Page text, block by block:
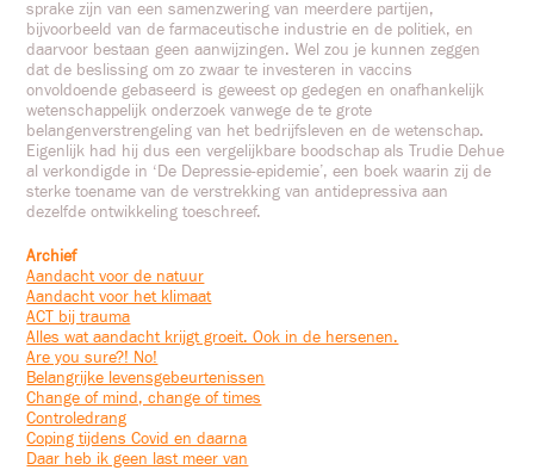
sprake zijn van een samenzwering van meerdere partijen,
bijvoorbeeld van de farmaceutische industrie en de politiek, en
daarvoor bestaan geen aanwijzingen. Wel zou je kunnen zeggen
dat de beslissing om zo zwaar te investeren in vaccins
onvoldoende gebaseerd is geweest op gedegen en onafhankelijk
wetenschappelijk onderzoek vanwege de te grote
belangenverstrengeling van het bedrijfsleven en de wetenschap.
Eigenlijk had hij dus een vergelijkbare boodschap als Trudie Dehue
al verkondigde in ‘De Depressie-epidemie’, een boek waarin zij de
sterke toename van de verstrekking van antidepressiva aan
dezelfde ontwikkeling toeschreef.
Archief
Aandacht voor de natuur
Aandacht voor het klimaat
ACT bij trauma
Alles wat aandacht krijgt groeit. Ook in de hersenen.
Are you sure?! No!
Belangrijke levensgebeurtenissen
Change of mind, change of times
Controledrang
Coping tijdens Covid en daarna
Daar heb ik geen last meer van